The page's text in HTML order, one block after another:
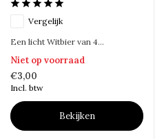
Vergelijk
Een licht Witbier van 4...
Niet op voorraad
€3,00
Incl. btw
Bekijken